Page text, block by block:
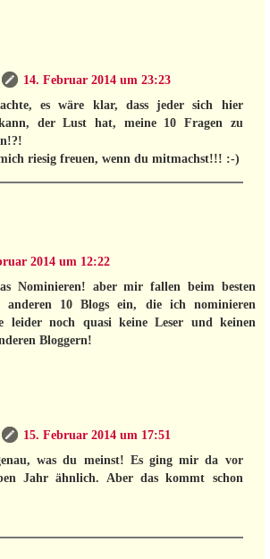
14. Februar 2014 um 23:23
es wäre klar, dass jeder sich hier
der Lust hat, meine 10 Fragen zu
riesig freuen, wenn du mitmachst!!! :-)
2014 um 12:22
Nominieren! aber mir fallen beim besten
anderen 10 Blogs ein, die ich nominieren
leider noch quasi keine Leser und keinen
Bloggern!
15. Februar 2014 um 17:51
was du meinst! Es ging mir da vor
Jahr ähnlich. Aber das kommt schon